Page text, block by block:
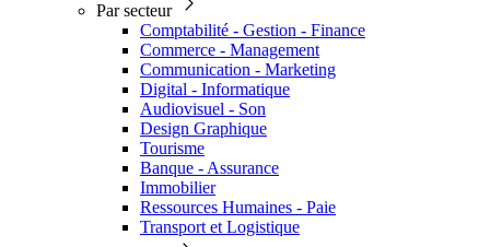
Par secteur
Comptabilité - Gestion - Finance
Commerce - Management
Communication - Marketing
Digital - Informatique
Audiovisuel - Son
Design Graphique
Tourisme
Banque - Assurance
Immobilier
Ressources Humaines - Paie
Transport et Logistique